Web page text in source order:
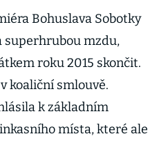
Bohuslava Sobotky
superhrubou mzdu,
roku 2015 skončit.
koaliční smlouvě.
k základním
místa, které ale